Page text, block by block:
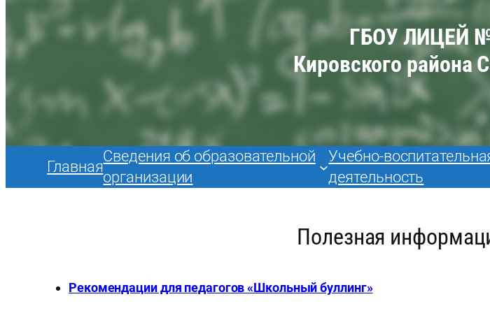
ГБОУ ЛИЦЕЙ
Кировского района
Главная
Сведения об образовательной
организации
Учебно-
деятельность
Полезная
Рекомендации для педагогов «Школьный буллинг»